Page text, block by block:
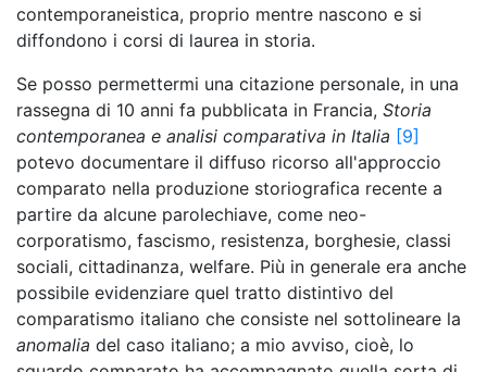
contemporaneistica, proprio mentre nascono e si
diffondono i corsi di laurea in storia.
Se posso permettermi una citazione personale, in una
rassegna di 10 anni fa pubblicata in Francia, Storia
contemporanea e analisi comparativa in Italia [9]
potevo documentare il diffuso ricorso all'approccio
comparato nella produzione storiografica recente a
partire da alcune parolechiave, come neo-
corporatismo, fascismo, resistenza, borghesie, classi
sociali, cittadinanza, welfare. Più in generale era anche
possibile evidenziare quel tratto distintivo del
comparatismo italiano che consiste nel sottolineare la
anomalia del caso italiano; a mio avviso, cioè, lo